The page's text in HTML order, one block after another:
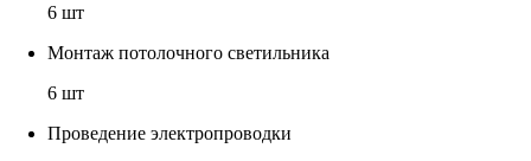
6 шт
Монтаж потолочного светильника
6 шт
Проведение электропроводки